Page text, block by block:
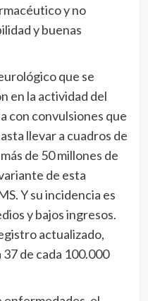
y no
y buenas
que se
en la actividad del
con convulsiones que
llevar a cuadros de
de 50 millones de
de esta
Y su incidencia es
y bajos ingresos.
actualizado,
de cada 100.000